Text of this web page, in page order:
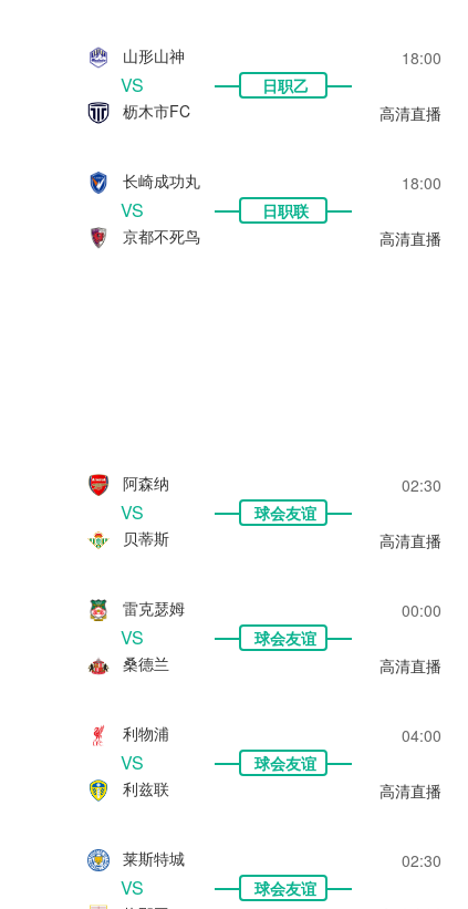
山形山神 18:00
VS
日职乙
枥木市FC
高清直播
长崎成功丸 18:00
VS
日职联
京都不死鸟
高清直播
阿森纳 02:30
VS
球会友谊
贝蒂斯
高清直播
雷克瑟姆 00:00
VS
球会友谊
桑德兰
高清直播
利物浦 04:00
VS
球会友谊
利兹联
高清直播
莱斯特城 02:30
VS
球会友谊